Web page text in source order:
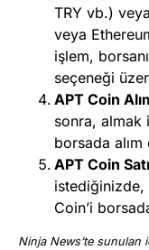
TRY vb.)
veya
işlem,
seçeneği
APT Coin
sonra, almak
borsada
APT Coin
Coin’i
Ninja News’te sunulan